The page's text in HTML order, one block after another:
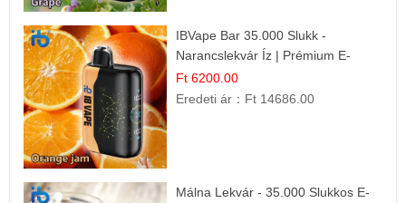
IBVape Bar 35.000 Slukk -
Narancslekvár Íz | Prémium E-
cigaretta
Ft 6200.00
Eredeti ár： Ft 14686.00
Málna Lekvár - 35.000 Slukkos E-